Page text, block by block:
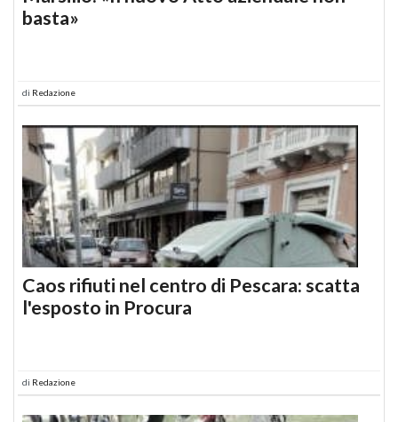
basta»
di Redazione
Caos rifiuti nel centro di Pescara: scatta
l'esposto in Procura
di Redazione